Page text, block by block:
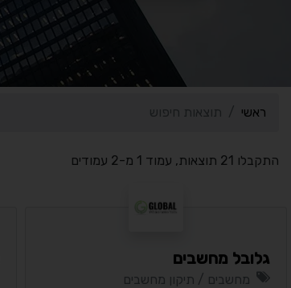
ראשי תוצאות חיפוש
התקבלו 21 תוצאות, עמוד 1 מ-2 עמודים
גלובל מחשבים
מחשבים / תיקון מחשבים